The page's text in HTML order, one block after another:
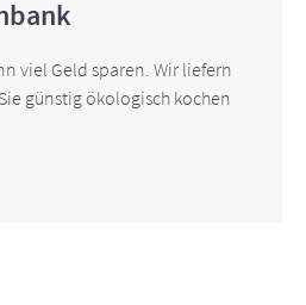
viel Geld sparen. Wir liefern
günstig ökologisch kochen